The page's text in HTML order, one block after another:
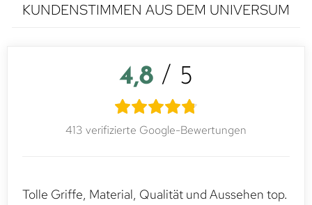
KUNDENSTIMMEN AUS DEM UNIVERSUM
4,8 / 5
413 verifizierte Google-Bewertungen
Tolle Griffe, Material, Qualität und Aussehen top.